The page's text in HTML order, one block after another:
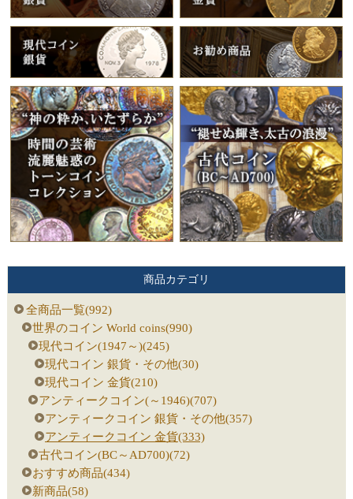
商品カテゴリ
全商品一覧(992)
世界のコイン World coins(990)
現代コイン(1947～)(245)
現代コイン 銀貨・その他(30)
現代コイン 金貨(210)
アンティークコイン(～1946)(707)
アンティークコイン 銀貨・その他(357)
アンティークコイン 金貨(333)
古代コイン(BC～AD700)(72)
おすすめ商品(434)
新商品(58)